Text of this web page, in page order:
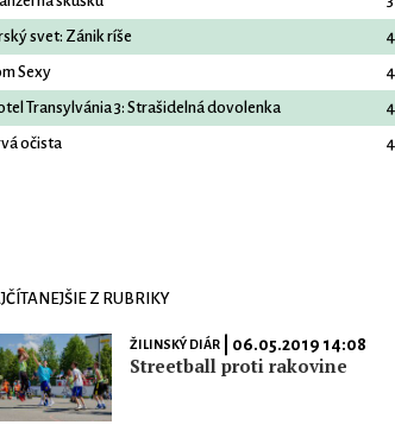
svet: Zánik ríše
4
Sexy
4
Transylvánia 3: Strašidelná dovolenka
4
očista
4
Z RUBRIKY
ŽILINSKÝ DIÁR| 06.05.2019 14:08
Streetball proti rakovine